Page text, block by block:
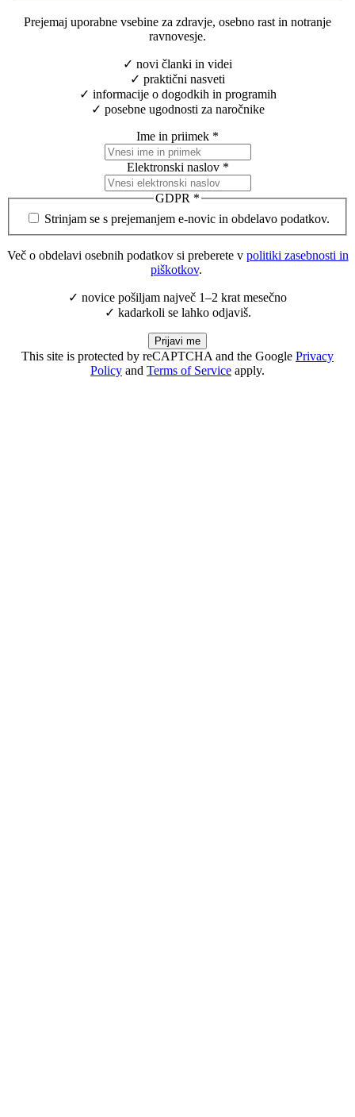
Prejemaj uporabne vsebine za zdravje, osebno rast in notranje
ravnovesje.
✓ novi članki in videi
✓ praktični nasveti
✓ informacije o dogodkih in programih
✓ posebne ugodnosti za naročnike
Ime in priimek *
Elektronski naslov *
GDPR *
Strinjam se s prejemanjem e-novic in obdelavo podatkov.
Več o obdelavi osebnih podatkov si preberete v politiki zasebnosti in
piškotkov.
✓ novice pošiljam največ 1–2 krat mesečno
✓ kadarkoli se lahko odjaviš.
Prijavi me
This site is protected by reCAPTCHA and the Google Privacy
Policy and Terms of Service apply.